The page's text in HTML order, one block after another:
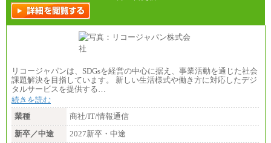
リコージャパンは、SDGsを経営の中心に据え、事業活動を通じた社会
課題解決を目指しています。 新しい生活様式や働き方に対応したデジ
タルサービスを提供する…
続きを読む
業種
商社/IT/情報通信
新卒／中途
2027新卒・中途